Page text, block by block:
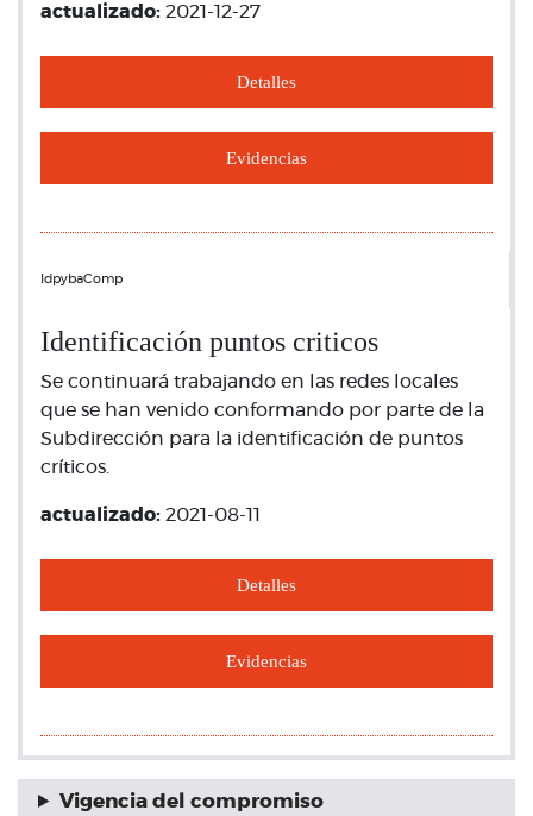
actualizado: 2021-12-27
Detalles
Evidencias
IdpybaComp
Identificación puntos criticos
Se continuará trabajando en las redes locales
que se han venido conformando por parte de la
Subdirección para la identificación de puntos
críticos.
actualizado: 2021-08-11
Detalles
Evidencias
Vigencia del compromiso